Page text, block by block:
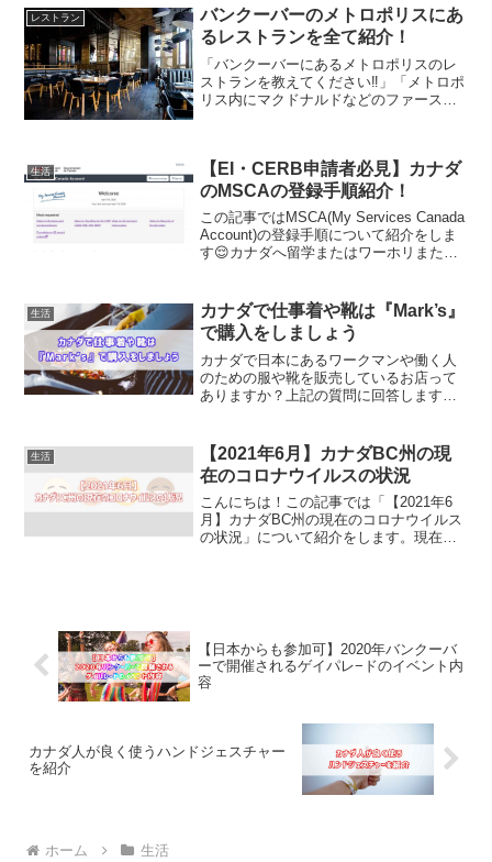
Weeknd)のファンの人はいますか🎵2020
年の...
レストラン
バンクーバーのメトロポリスにあ
るレストランを全て紹介！
「バンクーバーにあるメトロポリスのレ
ストランを教えてください‼️」「メトロポ
リス内にマクドナルドなどのファースト
年間在住して...
生活
【EI・CERB申請者必見】カナダ
のMSCAの登録手順紹介！
この記事ではMSCA(My Services Canada
Account)の登録手順について紹介をしま
す😌カナダへ留学またはワーホリまたは
Insuranc...
生活
カナダで仕事着や靴は『Mark’s』
で購入をしましょう
カナダで日本にあるワークマンや働く人
のための服や靴を販売しているお店って
ありますか？上記の質問に回答します。
します。カナダのバンクーバーやトロン
ト、カルガリー、エ...
生活
【2021年6月】カナダBC州の現
在のコロナウイルスの状況
こんにちは！この記事では「【2021年6
月】カナダBC州の現在のコロナウイルス
の状況」について紹介をします。現在日
【日本からも参加可】2020年バンクーバ
ーで開催されるゲイパレ−ドのイベント内
容
カナダ人が良く使うハンドジェスチャー
を紹介
ホーム 生活